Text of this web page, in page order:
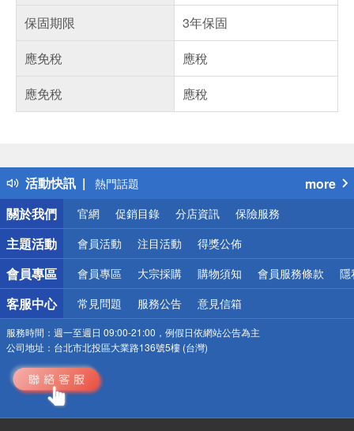
保固期限
3年保固
應免稅
應稅
應免稅
應稅
活動快訊
得獎公告
熱門話題
銀行優惠
偏遠地區配送
詐騙網頁！請小心！
more
關於我們
官網 促銷目錄 分店資訊 保險服務
主題活動 會員活動 注目活動 得獎公佈
會員專區 會員專區 大宗採購 購物須知 會員服務條款 隱
客服中心 常見問題 服務公告 意見信箱
服務時間： 週一至週日 09:00-21:00，例假日依網站公告為主
公司地址： 台北市北投區大業路136號5樓 (台灣)